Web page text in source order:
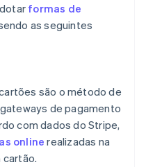
formas de
as seguintes
são o método de
de pagamento
com dados do Stripe,
online realizadas na
cartão.